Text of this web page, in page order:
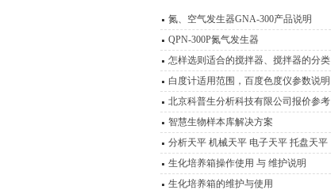
氮、空气发生器GNA-300产品说明
QPN-300P氮气发生器
怎样选则适合的搅拌器、搅拌器的分类
型号 功能介绍
白度计适用范围，百度色度仪参数说明
书
北京科普生分析科技有限公司报价参考
智慧生物样本库解决方案
分析天平 机械天平 电子天平 托盘天平
精密天平 电子秤 扭力天平 液体比重天
平 静水力学天平 酸度计 电导率仪 溶氧
生化培养箱操作使用 与 维护说明
生化培养箱的维护与使用